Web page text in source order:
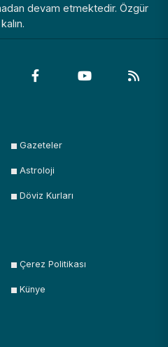
devam etmektedir. Özgür
Gazeteler
Astroloji
Döviz Kurları
Çerez Politikası
Künye